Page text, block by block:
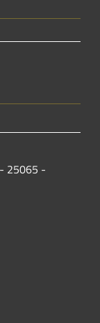
25065 -